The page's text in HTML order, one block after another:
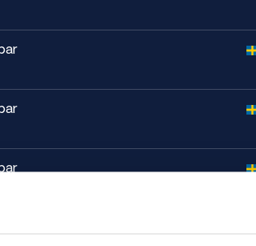
där låg vikt och hög hållfasthet är
23 (ELI).
och korrosionsresistens krävs.